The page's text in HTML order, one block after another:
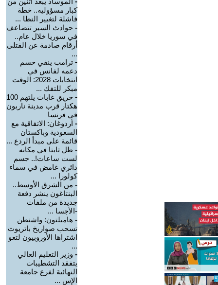
كبار مسؤوليه.. خطة
فاشلة لتغيير النظا ...
- حوادث السير تتضاعف
في سوريا خلال عام..
أرقام صادمة عن القتلى
...
- ترامب ينفي حسم
دعمه لفانس في
انتخابات 2028: الوقت
مبكر للتفك ...
-
حريق غابات يلتهم 100
هكتار قرب مدينة ناربون
في فرنسا
- أردوغان: الاتفاقية مع
السعودية وباكستان
قائمة على مبدأ الردع ...
- ظل ثابتا في مكانه
لست ساعات!.. جسم
دائري غامض في سماء
كولورا ...
- من الشرق الأوسط..
البنتاغون ينشر دفعة
جديدة من ملفات
-الأجسا ...
- هاميلتون: واشنطن
تسحب صواريخ باتريوت
اشتراها الأوروبيون لتعو
...
- وزير التعليم العالي
يتفقد التشطيبات
النهائية لفرع جامعة
الإس ...